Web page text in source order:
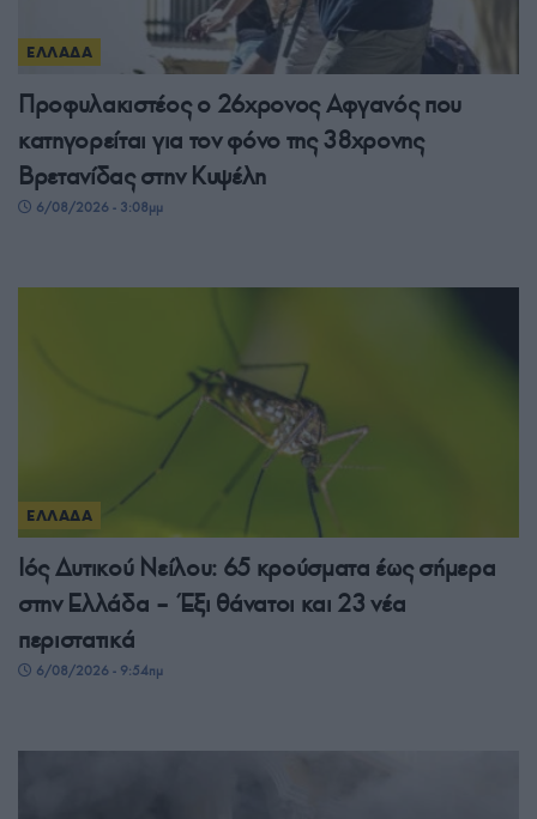
ΕΛΛΑΔΑ
Προφυλακιστέος ο 26χρονος Αφγανός που
κατηγορείται για τον φόνο της 38χρονης
Βρετανίδας στην Κυψέλη
6/08/2026 - 3:08μμ
ΕΛΛΑΔΑ
Ιός Δυτικού Νείλου: 65 κρούσματα έως σήμερα
στην Ελλάδα – Έξι θάνατοι και 23 νέα
περιστατικά
6/08/2026 - 9:54πμ